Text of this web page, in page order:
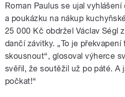
Roman Paulus se ujal
a poukázku na nákup
25 000 Kč obdržel Václav Ségl
dančí závitky. „To je
skousnout“, glosoval výherce
svěřil, že soutěžil už po páté. A
počkat!“